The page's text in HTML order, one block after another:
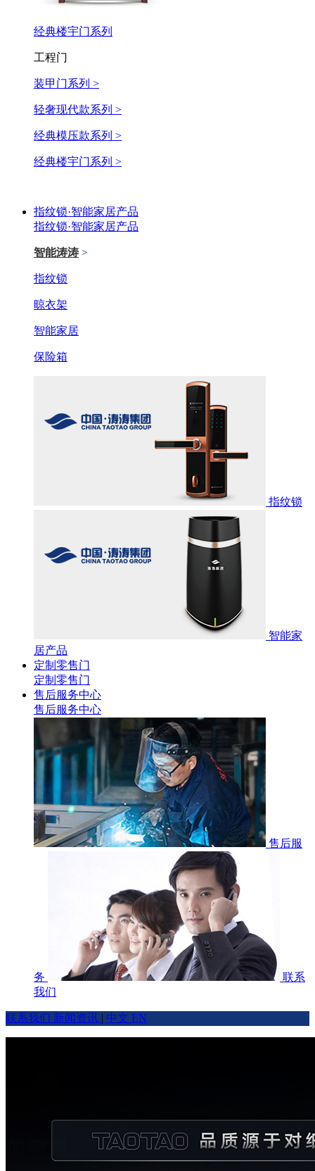
经典楼宇门系列
工程门
装甲门系列 >
轻奢现代款系列 >
经典模压款系列 >
经典楼宇门系列 >
指纹锁·智能家居产品
指纹锁·智能家居产品
智能涛涛 >
指纹锁
晾衣架
智能家居
保险箱
指纹锁
智能家
居产品
定制零售门
定制零售门
售后服务中心
售后服务中心
售后服
务
联系
我们
联系我们 新闻资讯 | 中文 EN